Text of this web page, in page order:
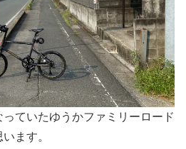
ていたゆうかファミリーロード
ます。